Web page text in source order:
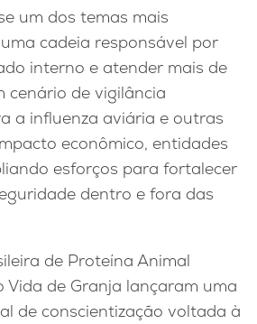
um dos temas mais
cadeia responsável por
interno e atender mais de
cenário de vigilância
a influenza aviária e outras
econômico, entidades
esforços para fortalecer
dentro e fora das
de Proteína Animal
Vida de Granja lançaram uma
de conscientização voltada à